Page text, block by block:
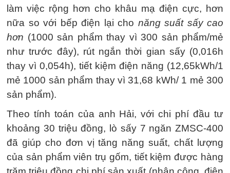
làm việc rộng hơn cho khâu mạ điện cực, hơn
nữa so với bếp điện lại cho năng suất sấy cao
hơn (1000 sản phẩm thay vì 300 sản phẩm/mẻ
như trước đây), rút ngắn thời gian sấy (0,016h
thay vì 0,054h), tiết kiệm điện năng (12,65kWh/1
mẻ 1000 sản phẩm thay vì 31,68 kWh/ 1 mẻ 300
sản phẩm).
Theo tính toán của anh Hải, với chi phí đầu tư
khoảng 30 triệu đồng, lò sấy 7 ngăn ZMSC-400
đã giúp cho đơn vị tăng năng suất, chất lượng
của sản phẩm viên trụ gốm, tiết kiệm được hàng